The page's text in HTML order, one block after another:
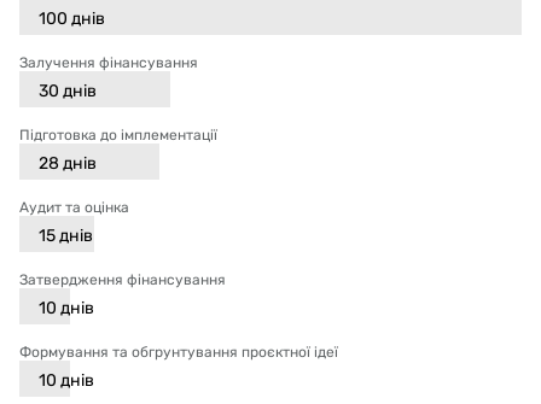
100 днів
Залучення фінансування
30 днів
Підготовка до імплементації
28 днів
Аудит та оцінка
15днів
Затвердження фінансування
10 днів
Формування та обгрунтування проєктної ідеї
10 днів